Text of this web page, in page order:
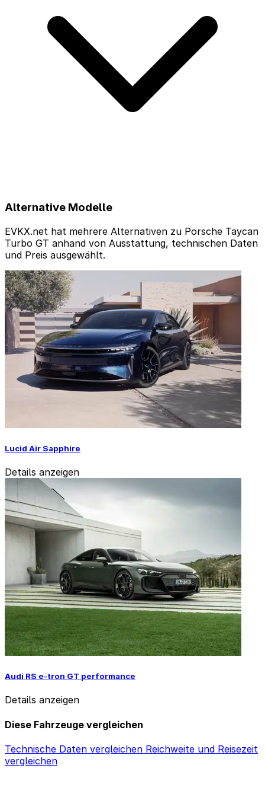
Alternative Modelle
EVKX.net hat mehrere Alternativen zu Porsche Taycan
Turbo GT anhand von Ausstattung, technischen Daten
und Preis ausgewählt.
Lucid Air Sapphire
Details anzeigen
Audi RS e-tron GT performance
Details anzeigen
Diese Fahrzeuge vergleichen
Technische Daten vergleichen Reichweite und Reisezeit
vergleichen